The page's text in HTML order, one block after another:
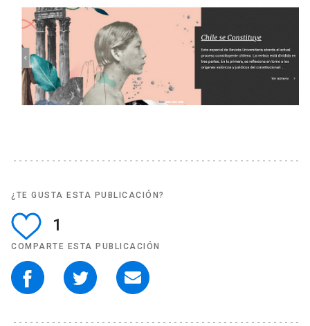
¿TE GUSTA ESTA PUBLICACIÓN?
1
COMPARTE ESTA PUBLICACIÓN